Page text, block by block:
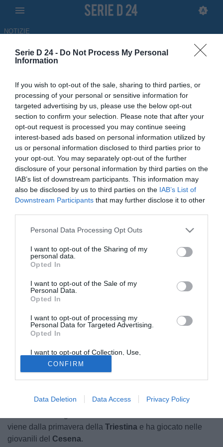
Serie D 24 - Do Not Process My Personal
Information
If you wish to opt-out of the sale, sharing to third parties, or
processing of your personal or sensitive information for
targeted advertising by us, please use the below opt-out
section to confirm your selection. Please note that after your
opt-out request is processed you may continue seeing
interest-based ads based on personal information utilized by
us or personal information disclosed to third parties prior to
your opt-out. You may separately opt-out of the further
disclosure of your personal information by third parties on the
IAB’s list of downstream participants. This information may
also be disclosed by us to third parties on the IAB’s List of
Downstream Participants that may further disclose it to other
Personal Data Processing Opt Outs
I want to opt-out of the Sharing of my
personal data.
Opted In
I want to opt-out of the Sale of my
Personal Data.
Opted In
I want to opt-out of processing my
Personal Data for Targeted Advertising.
Opted In
I want to opt-out of Collection, Use,
Retention, Sale, and/or Sharing of my
Personal Data that Is Unrelated with the
Purposes for which it was collected.
Opted Out
CONFIRM
Data Deletion Data Access Privacy Policy
NOTIZIE
Triestina, la Juventus Next Gen
avvia le trattative per Daniel
Okolo
ULTIM'ORA
27.06.2026 14:37 di Redazione
La Juventus ci prova per Daniel Okolo della Triestina, attaccante
classe 2007: avviate le prime trattative tra le parti.
Secondo quanto raccolto dalla nostra redazione, la società
Juventus Next Gen
che giocherà la prossima stagione nel campionato di Serie
D, ha fatto esordire la punta centrale di origini nigeriane
nello scorso campionato diSerie C.
Okolo ha collezionato 10 presenze tra i professionisti
viene dalla primavera della Triestina e ha giocato nelle
giovanili del Cesena.